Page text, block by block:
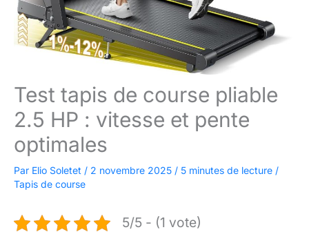
Test tapis de course pliable
2.5 HP : vitesse et pente
optimales
Par Elio Soletet / 2 novembre 2025 / 5 minutes de lecture /
Tapis de course
5/5 - (1 vote)